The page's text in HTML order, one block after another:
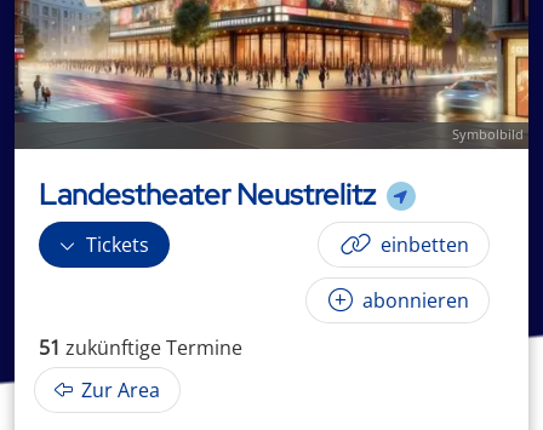
Symbolbild
Landestheater Neustrelitz
Tickets einbetten
abonnieren
51 zukünftigeTermine
Zur Area